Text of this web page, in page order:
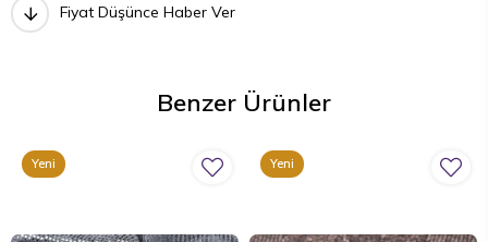
Fiyat Düşünce Haber Ver
Benzer Ürünler
Yeni
Yeni